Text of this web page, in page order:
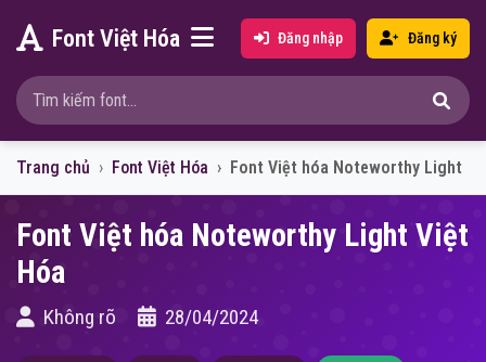
Font Việt Hóa Đăng nhập Đăng ký
Trang chủ Font Việt Hóa Font Việt hóa Noteworthy Light
Font Việt hóa Noteworthy Light Việt
Hóa
Không rõ 28/04/2024